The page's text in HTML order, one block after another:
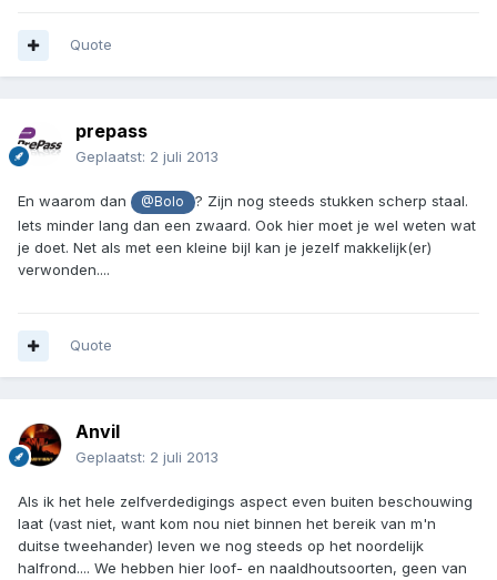
Quote
prepass
Geplaatst: 2 juli 2013
En waarom dan @Bolo
? Zijn nog steeds stukken scherp staal.
Iets minder lang dan een zwaard. Ook hier moet je wel weten wat
je doet. Net als met een kleine bijl kan je jezelf makkelijk(er)
verwonden....
Quote
Anvil
Geplaatst: 2 juli 2013
Als ik het hele zelfverdedigings aspect even buiten beschouwing
laat (vast niet, want kom nou niet binnen het bereik van m'n
duitse tweehander) leven we nog steeds op het noordelijk
halfrond.... We hebben hier loof- en naaldhoutsoorten, geen van